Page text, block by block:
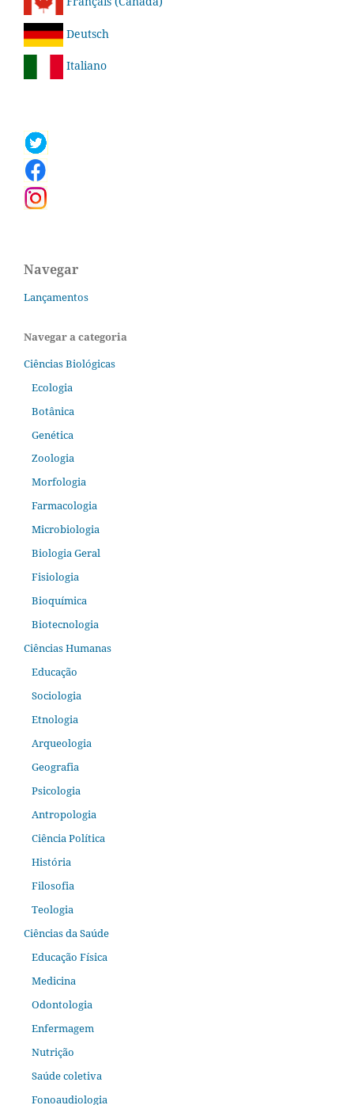
Deutsch
Italiano
Navegar
Lançamentos
Navegar a categoria
Ciências Biológicas
Ecologia
Botânica
Genética
Zoologia
Morfologia
Farmacologia
Microbiologia
Biologia Geral
Fisiologia
Bioquímica
Biotecnologia
Ciências Humanas
Educação
Sociologia
Etnologia
Arqueologia
Geografia
Psicologia
Antropologia
Ciência Política
História
Filosofia
Teologia
Ciências da Saúde
Educação Física
Medicina
Odontologia
Enfermagem
Nutrição
Saúde coletiva
Fonoaudiologia